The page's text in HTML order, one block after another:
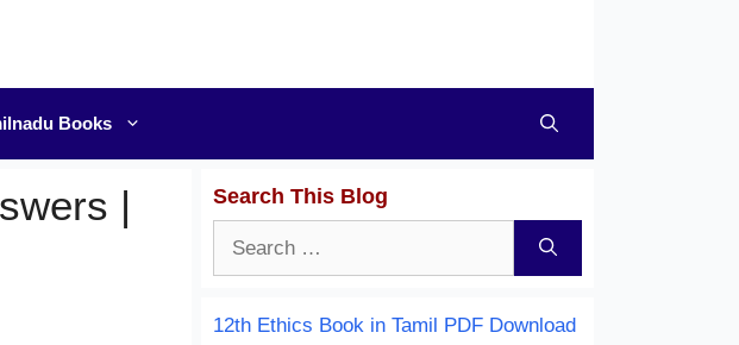
Books
|
Search This Blog
Search
12th Ethics Book in Tamil PDF Download